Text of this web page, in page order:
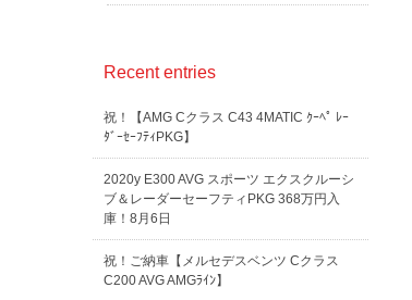
Recent entries
祝！【AMG Cクラス C43 4MATIC ｸｰﾍﾟ ﾚｰ
ﾀﾞｰｾｰﾌﾃｨPKG】
2020y E300 AVG スポーツ エクスクルーシ
ブ＆レーダーセーフティPKG 368万円入
庫！8月6日
祝！ご納車【メルセデスベンツ Cクラス
C200 AVG AMGﾗｲﾝ】